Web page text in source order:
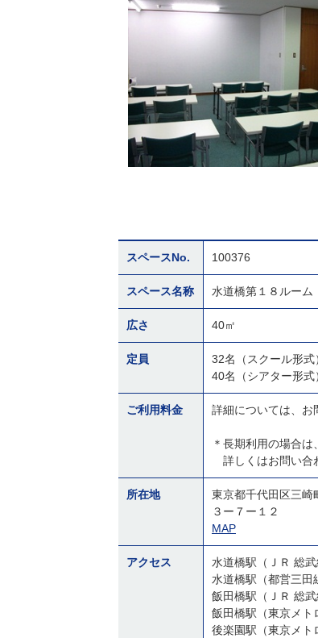
スペースNo. 100376
スペース名称 水道橋第１８ルーム
広さ 40㎡
定員
32名（スクール形式
40名（シアター形式
ご利用料金 詳細については、お
＊長期利用の場合
詳しくはお問い合
所在地
東京都千代田区三崎
３ー７ー１２
MAP
アクセス
水道橋駅（ＪＲ 総
水道橋駅（都営三
飯田橋駅（ＪＲ 総
飯田橋駅（東京メ
後楽園駅（東京メ